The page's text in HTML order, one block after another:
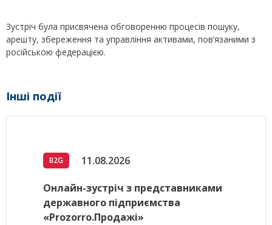
Зустріч була присвячена обговоренню процесів пошуку,
арешту, збереження та управління активами, пов’язаними з
російською федерацією.
Інші події
B2G 11.08.2026
Онлайн-зустріч з представниками
державного підприємства
«Prozorro.Продажі»